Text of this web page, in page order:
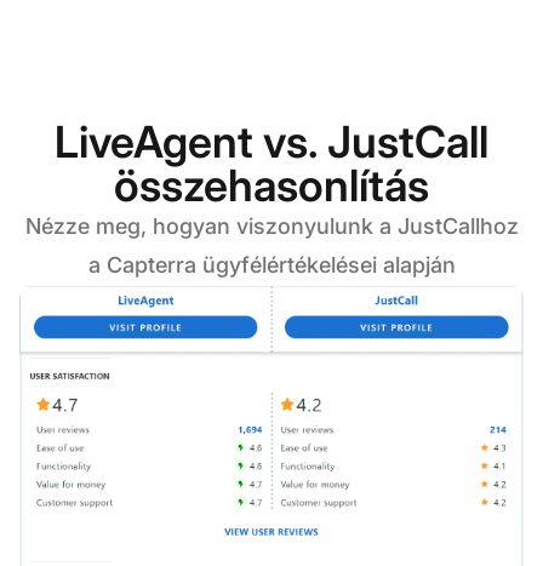
LiveAgent vs. JustCall
összehasonlítás
Nézze meg, hogyan viszonyulunk a JustCallhoz
a Capterra ügyfélértékelései alapján